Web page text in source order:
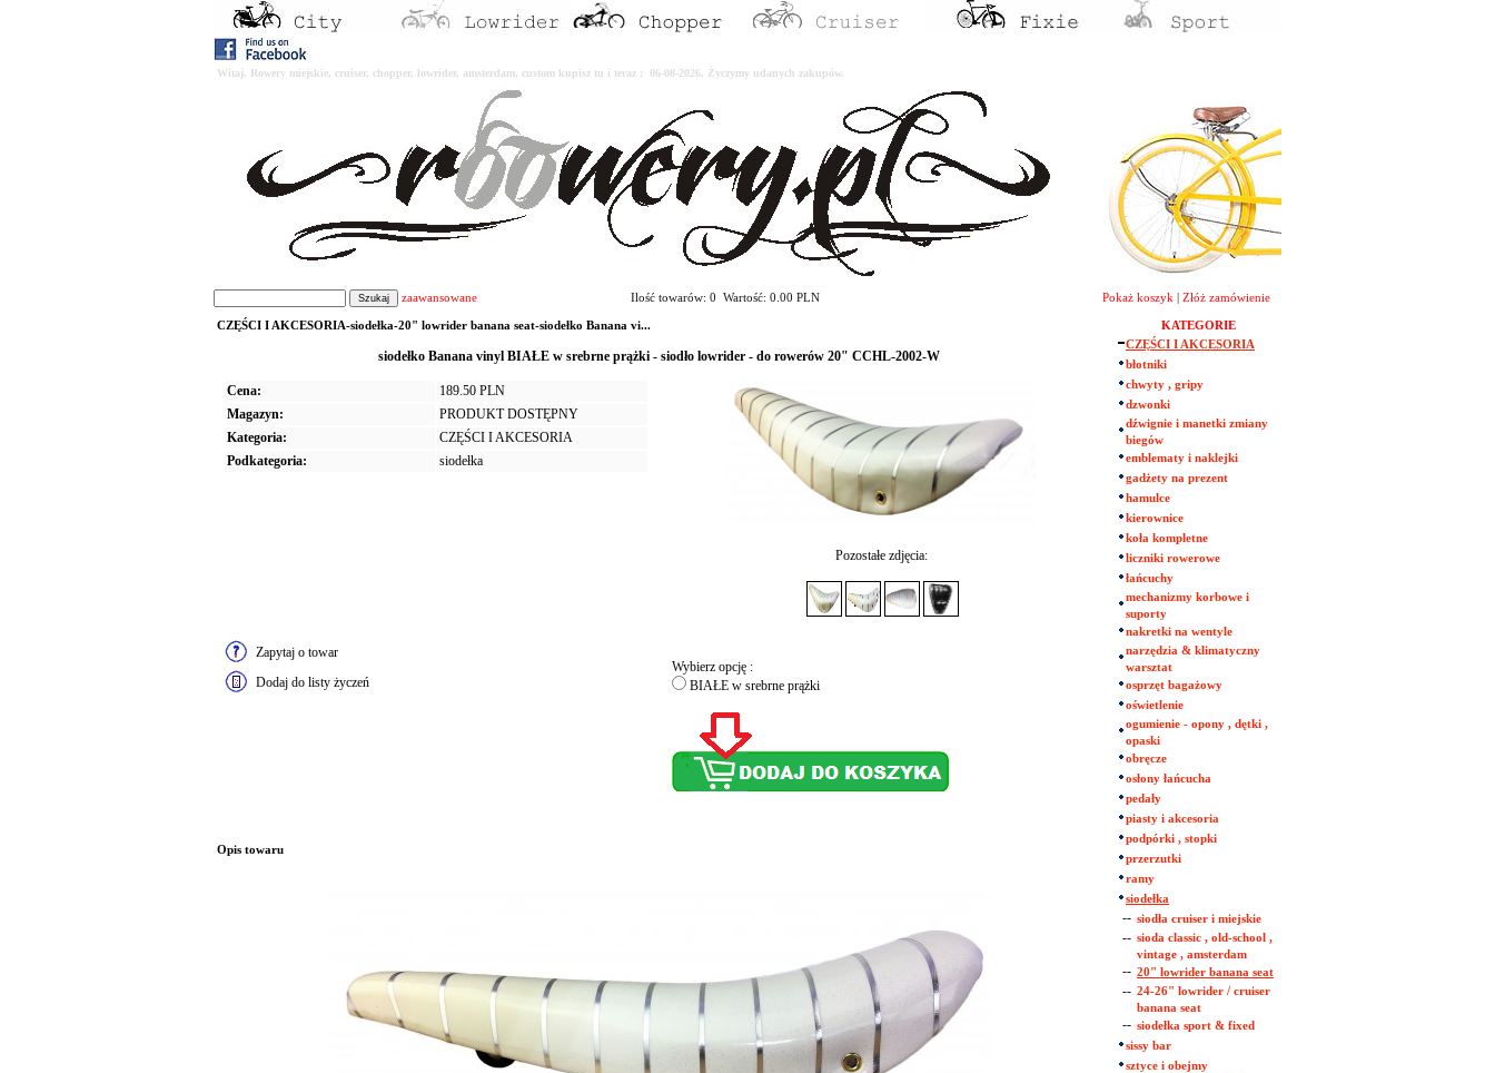
Witaj. Rowery miejskie, cruiser, chopper, lowrider, amsterdam, custom kupisz tu i teraz : 06-08-2026. Życzymy udanych zakupów.
zaawansowane Ilość towarów: 0 Wartość: 0.00 PLN Pokaż koszyk Złóż zamówienie
CZĘŚCI I AKCESORIA-siodełka-20" lowrider banana seat-siodełko Banana vi...
siodełko Banana vinyl BIAŁE w srebrne prążki - siodło lowrider - do rowerów 20" CCHL-2002-W
Cena:
189.50 PLN
Magazyn:
PRODUKT DOSTĘPNY
Kategoria:
CZĘŚCI I AKCESORIA
Podkategoria:
siodełka
Pozostałe zdjęcia:
Zapytaj o towar
Dodaj do listy życzeń
Wybierz opcję :
BIAŁE w srebrne prążki
Opis towaru
KATEGORIE
CZĘŚCI I AKCESORIA
błotniki
chwyty , gripy
dzwonki
dźwignie i manetki zmiany
biegów
emblematy i naklejki
gadżety na prezent
hamulce
kierownice
koła kompletne
liczniki rowerowe
łańcuchy
mechanizmy korbowe i
suporty
nakretki na wentyle
narzędzia & klimatyczny
warsztat
osprzęt bagażowy
oświetlenie
ogumienie - opony , dętki ,
opaski
obręcze
osłony łańcucha
pedały
piasty i akcesoria
podpórki , stopki
przerzutki
ramy
siodełka
-- siodła cruiser i miejskie
-- sioda classic , old-school ,
vintage , amsterdam
-- 20" lowrider banana seat
-- 24-26" lowrider / cruiser
banana seat
-- siodełka sport & fixed
sissy bar
sztyce i obejmy